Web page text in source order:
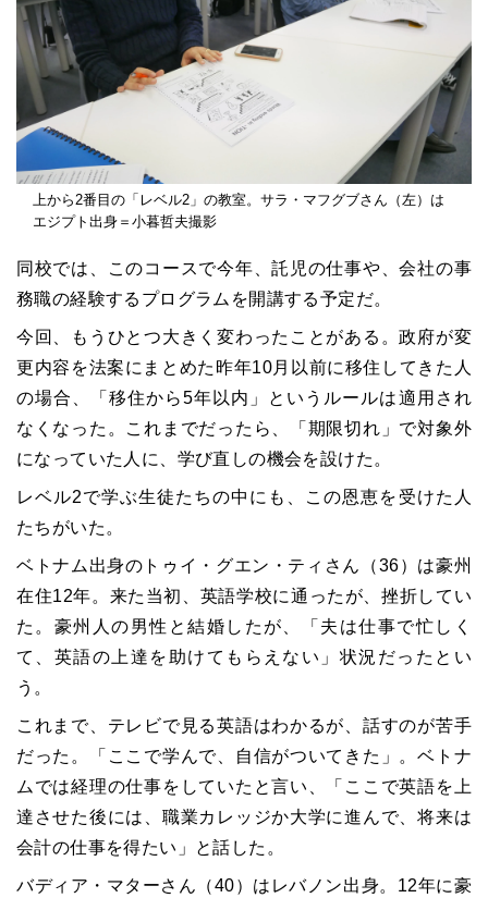
上から2番目の「レベル2」の教室。サラ・マフグブさん（左）は
エジプト出身＝小暮哲夫撮影
同校では、このコースで今年、託児の仕事や、会社の事
務職の経験するプログラムを開講する予定だ。
今回、もうひとつ大きく変わったことがある。政府が変
更内容を法案にまとめた昨年10月以前に移住してきた人
の場合、「移住から5年以内」というルールは適用され
なくなった。これまでだったら、「期限切れ」で対象外
になっていた人に、学び直しの機会を設けた。
レベル2で学ぶ生徒たちの中にも、この恩恵を受けた人
たちがいた。
ベトナム出身のトゥイ・グエン・ティさん（36）は豪州
在住12年。来た当初、英語学校に通ったが、挫折してい
た。豪州人の男性と結婚したが、「夫は仕事で忙しく
て、英語の上達を助けてもらえない」状況だったとい
う。
これまで、テレビで見る英語はわかるが、話すのが苦手
だった。「ここで学んで、自信がついてきた」。ベトナ
ムでは経理の仕事をしていたと言い、「ここで英語を上
達させた後には、職業カレッジか大学に進んで、将来は
会計の仕事を得たい」と話した。
バディア・マターさん（40）はレバノン出身。12年に豪